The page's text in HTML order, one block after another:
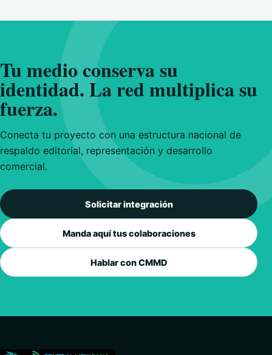
Tu medio conserva su
identidad. La red multiplica su
fuerza.
Conecta tu proyecto con una estructura nacional de
respaldo editorial, representación y desarrollo
comercial.
Solicitar integración
Manda aquí tus colaboraciones
Hablar con CMMD